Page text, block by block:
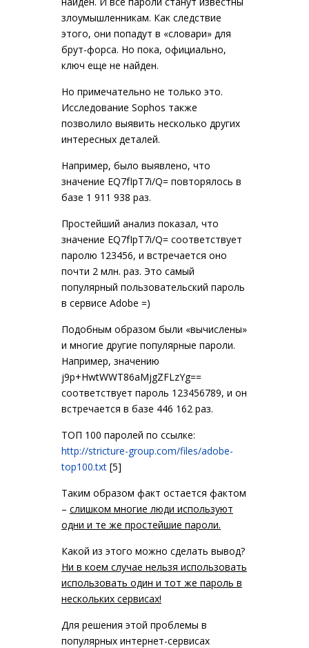
злоумышленникам. Как следствие
этого, они попадут в «словари» для
брут-форса. Но пока, официально,
ключ еще не найден.
Но примечательно не только это.
Исследование Sophos также
позволило выявить несколько других
интересных деталей.
Например, было выявлено, что
значение EQ7fIpT7i/Q= повторялось в
базе 1 911 938 раз.
Простейший анализ показал, что
значение EQ7fIpT7i/Q= соответствует
паролю 123456, и встречается оно
почти 2 млн. раз. Это самый
популярный пользовательский пароль
в сервисе Adobe =)
Подобным образом были «вычислены»
и многие другие популярные пароли.
Например, значению
j9p+HwtWWT86aMjgZFLzYg==
соответствует пароль 123456789, и он
встречается в базе 446 162 раз.
ТОП 100 паролей по ссылке:
http://stricture-group.com/files/adobe-
top100.txt [5]
Таким образом факт остается фактом
– слишком многие люди используют
одни и те же простейшие пароли.
Какой из этого можно сделать вывод?
Ни в коем случае нельзя использовать
использовать один и тот же пароль в
нескольких сервисах!
Для решения этой проблемы в
популярных интернет-сервисах